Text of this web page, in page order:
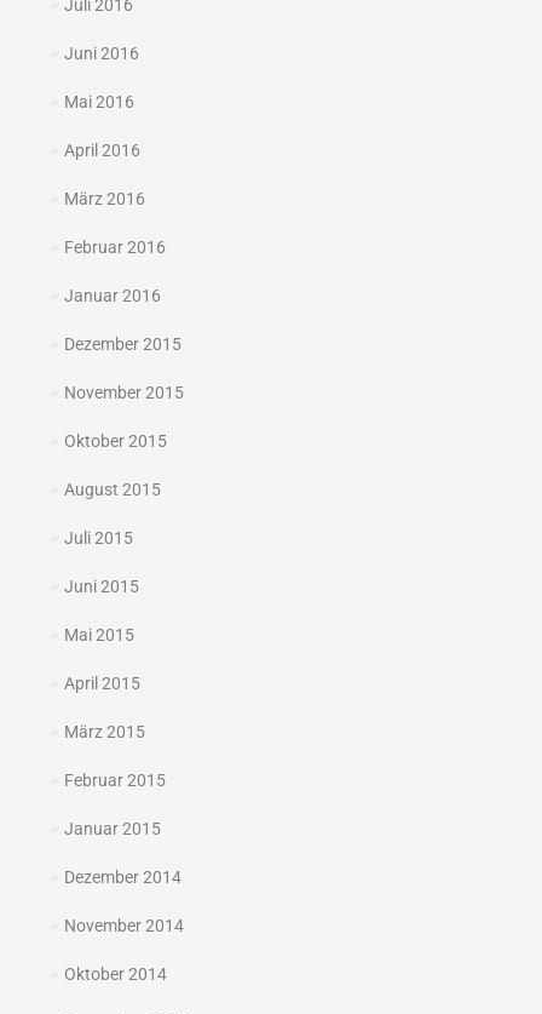
Juli 2016
Juni 2016
Mai 2016
April 2016
März 2016
Februar 2016
Januar 2016
Dezember 2015
November 2015
Oktober 2015
August 2015
Juli 2015
Juni 2015
Mai 2015
April 2015
März 2015
Februar 2015
Januar 2015
Dezember 2014
November 2014
Oktober 2014